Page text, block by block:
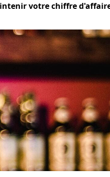
votre chiffre